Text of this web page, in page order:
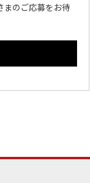
まのご応募をお待